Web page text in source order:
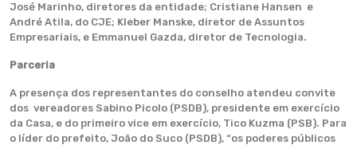
José Marinho, diretores da entidade; Cristiane Hansen e
André Atila, do CJE; Kleber Manske, diretor de Assuntos
Empresariais, e Emmanuel Gazda, diretor de Tecnologia.
Parceria
A presença dos representantes do conselho atendeu convite
dos vereadores Sabino Picolo (PSDB), presidente em exercício
da Casa, e do primeiro vice em exercício, Tico Kuzma (PSB). Para
o líder do prefeito, João do Suco (PSDB), “os poderes públicos